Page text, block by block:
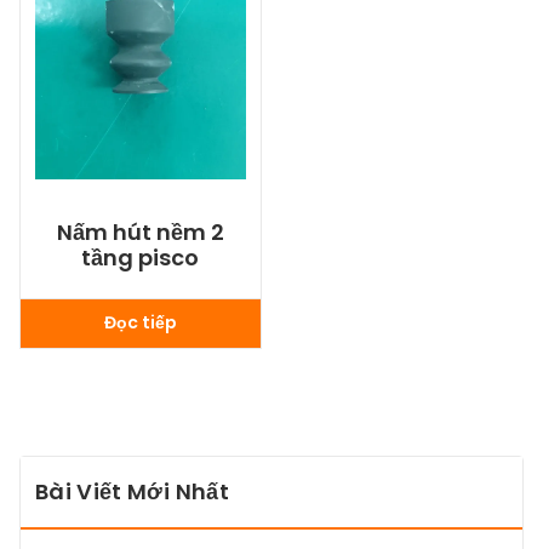
Nấm hút nềm 2
tầng pisco
Đọc tiếp
Bài Viết Mới Nhất